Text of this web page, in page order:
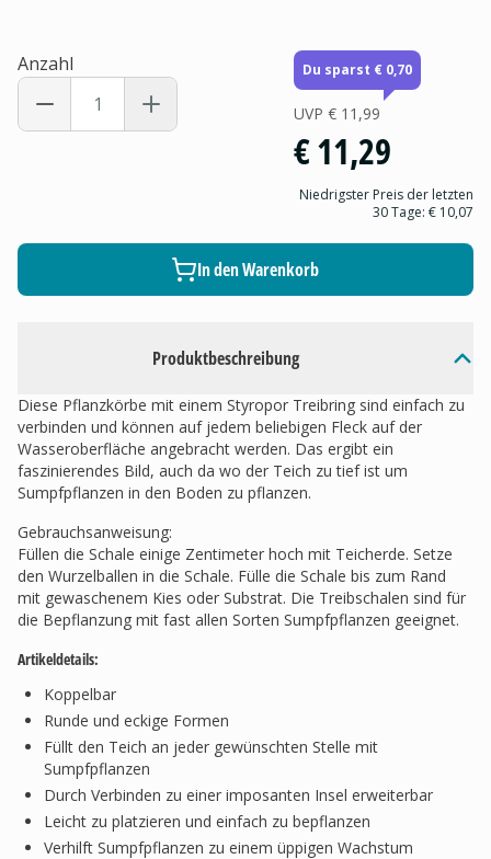
Produktbeschreibung
Diese Pflanzkörbe mit einem Styropor Treibring sind einfach zu
verbinden und können auf jedem beliebigen Fleck auf der
Wasseroberfläche angebracht werden. Das ergibt ein
faszinierendes Bild, auch da wo der Teich zu tief ist um
Sumpfpflanzen in den Boden zu pflanzen.
Gebrauchsanweisung:
Füllen die Schale einige Zentimeter hoch mit Teicherde. Setze
den Wurzelballen in die Schale. Fülle die Schale bis zum Rand
mit gewaschenem Kies oder Substrat. Die Treibschalen sind für
die Bepflanzung mit fast allen Sorten Sumpfpflanzen geeignet.
Artikeldetails:
Koppelbar
Runde und eckige Formen
Füllt den Teich an jeder gewünschten Stelle mit
Sumpfpflanzen
Durch Verbinden zu einer imposanten Insel erweiterbar
Leicht zu platzieren und einfach zu bepflanzen
Verhilft Sumpfpflanzen zu einem üppigen Wachstum
Anzahl Du sparst € 0,70
UVP € 11,99
€ 11,29
Niedrigster Preis der letzten
30 Tage: € 10,07
In den Warenkorb